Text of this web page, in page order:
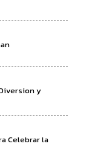
y
Celebrar la